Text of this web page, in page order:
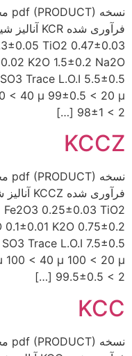
TiO2 0.47±0.03
K2O 1.5±0.2 Na2O
< 40 µ 99±0.5 < 20 µ
98±1 < 2 […]
KCCZ
0.25±0.03 TiO2
K2O 0.75±0.2
100 < 40 µ 100 < 20 µ
99.5±0.5 < 2 […]
KCC